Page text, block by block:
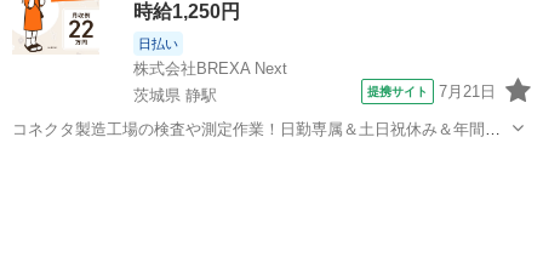
時給1,250円
日払い
株式会社BREXA Next
茨城県 静駅
提携サイト 7月21日
コネクタ製造工場の検査や測定作業！日勤専属＆土日祝休み＆年間休